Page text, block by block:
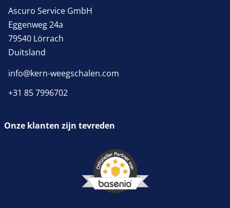
Ascuro Service GmbH
Eggenweg 24a
79540 Lörrach
Duitsland
info@kern-weegschalen.com
+31 85 7996702
Onze klanten zijn tevreden